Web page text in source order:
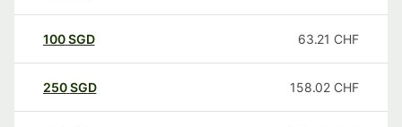
100SGD 63.21 CHF
250SGD 158.02 CHF